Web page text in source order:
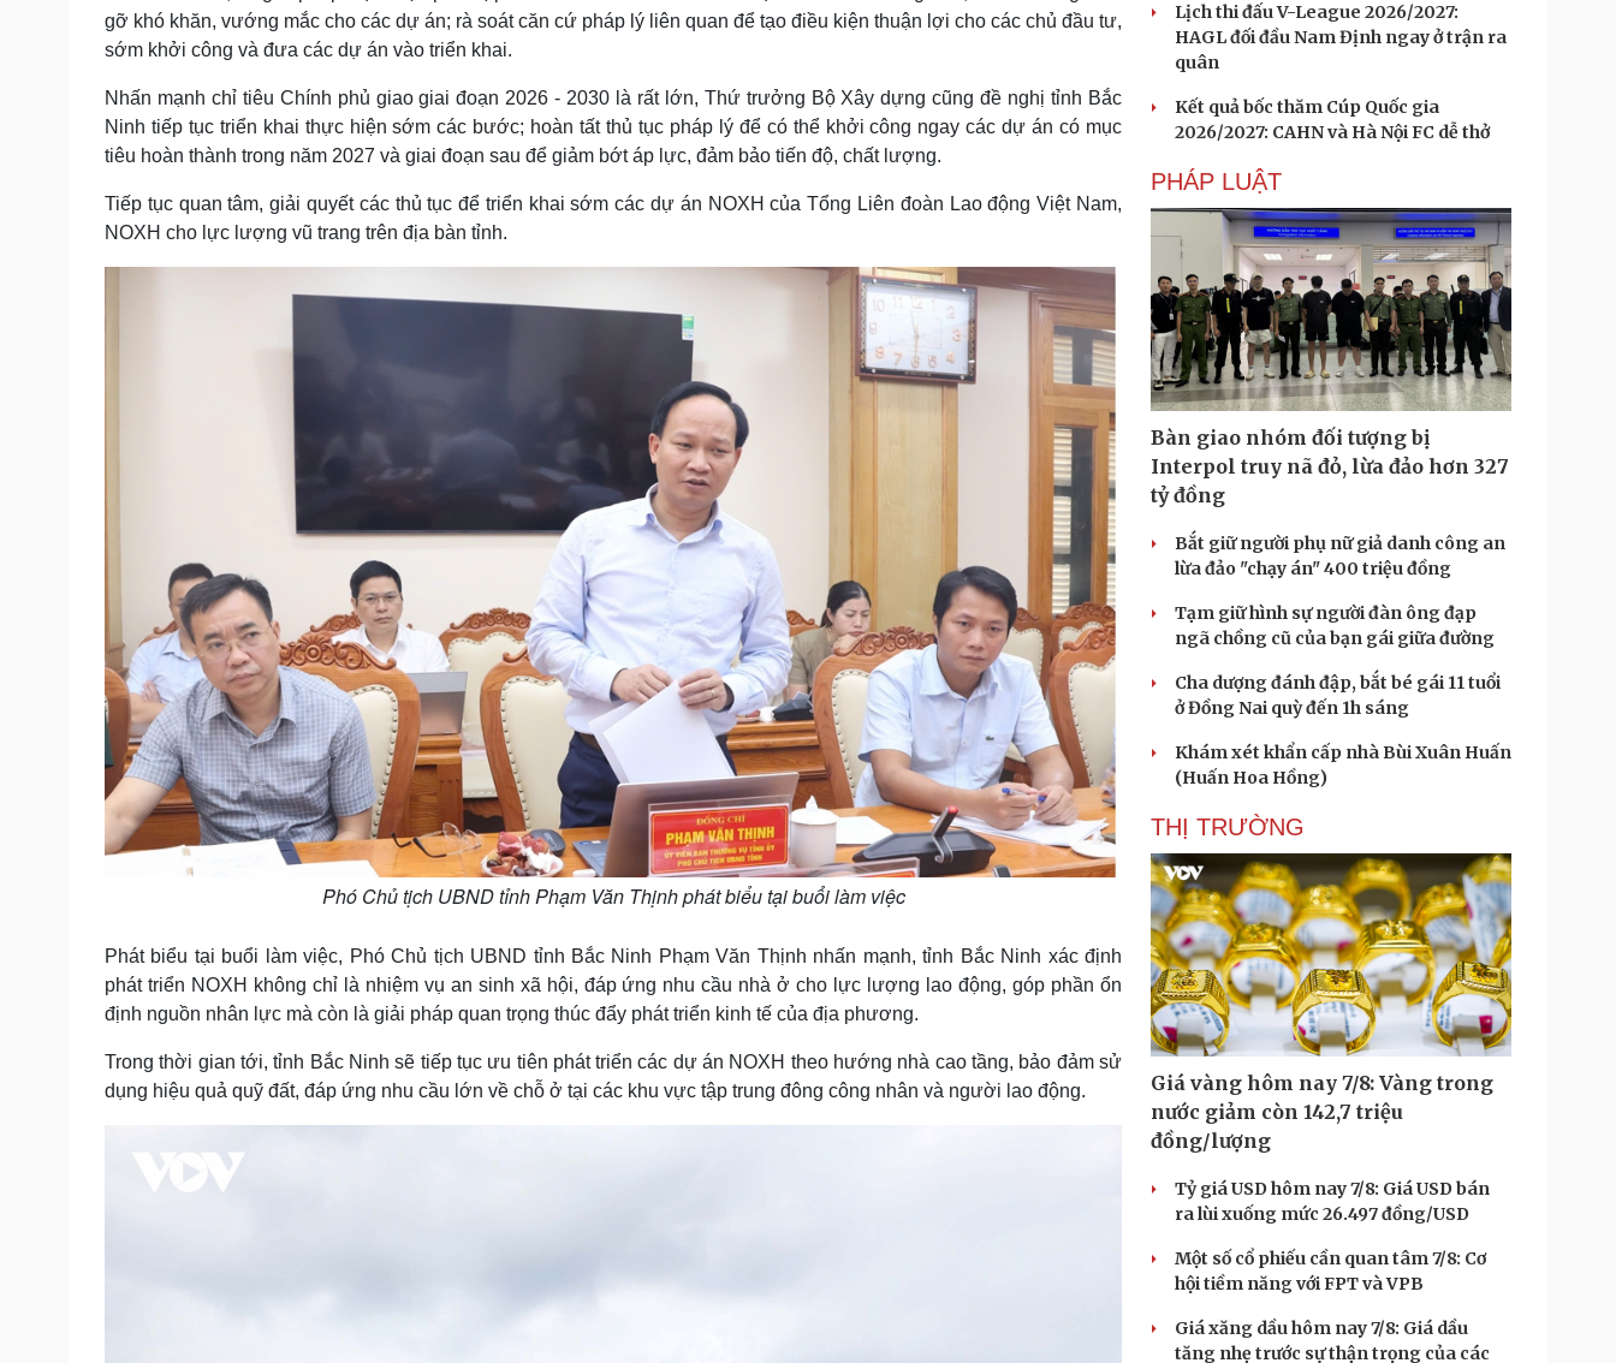
gỡ khó khăn, vướng mắc cho các dự án; rà soát căn cứ pháp lý liên quan để tạo điều kiện thuận lợi cho các chủ đầu tư,
sớm khởi công và đưa các dự án vào triển khai.
Nhấn mạnh chỉ tiêu Chính phủ giao giai đoạn 2026 - 2030 là rất lớn, Thứ trưởng Bộ Xây dựng cũng đề nghị tỉnh Bắc
Ninh tiếp tục triển khai thực hiện sớm các bước; hoàn tất thủ tục pháp lý để có thể khởi công ngay các dự án có mục
tiêu hoàn thành trong năm 2027 và giai đoạn sau để giảm bớt áp lực, đảm bảo tiến độ, chất lượng.
Tiếp tục quan tâm, giải quyết các thủ tục để triển khai sớm các dự án NOXH của Tổng Liên đoàn Lao động Việt Nam,
NOXH cho lực lượng vũ trang trên địa bàn tỉnh.
Phó Chủ tịch UBND tỉnh Phạm Văn Thịnh phát biểu tại buổi làm việc
Phát biểu tại buổi làm việc, Phó Chủ tịch UBND tỉnh Bắc Ninh Phạm Văn Thịnh nhấn mạnh, tỉnh Bắc Ninh xác định
phát triển NOXH không chỉ là nhiệm vụ an sinh xã hội, đáp ứng nhu cầu nhà ở cho lực lượng lao động, góp phần ổn
định nguồn nhân lực mà còn là giải pháp quan trọng thúc đẩy phát triển kinh tế của địa phương.
Trong thời gian tới, tỉnh Bắc Ninh sẽ tiếp tục ưu tiên phát triển các dự án NOXH theo hướng nhà cao tầng, bảo đảm sử
dụng hiệu quả quỹ đất, đáp ứng nhu cầu lớn về chỗ ở tại các khu vực tập trung đông công nhân và người lao động.
Lịch thi đấu V-League 2026/2027:
HAGL đối đầu Nam Định ngay ở trận ra
quân
Kết quả bốc thăm Cúp Quốc gia
2026/2027: CAHN và Hà Nội FC dễ thở
PHÁP LUẬT
Bàn giao nhóm đối tượng bị
Interpol truy nã đỏ, lừa đảo hơn 327
tỷ đồng
Bắt giữ người phụ nữ giả danh công an
lừa đảo "chạy án" 400 triệu đồng
Tạm giữ hình sự người đàn ông đạp
ngã chồng cũ của bạn gái giữa đường
Cha dượng đánh đập, bắt bé gái 11 tuổi
ở Đồng Nai quỳ đến 1h sáng
Khám xét khẩn cấp nhà Bùi Xuân Huấn
(Huấn Hoa Hồng)
THỊ TRƯỜNG
Giá vàng hôm nay 7/8: Vàng trong
nước giảm còn 142,7 triệu
đồng/lượng
Tỷ giá USD hôm nay 7/8: Giá USD bán
ra lùi xuống mức 26.497 đồng/USD
Một số cổ phiếu cần quan tâm 7/8: Cơ
hội tiềm năng với FPT và VPB
Giá xăng dầu hôm nay 7/8: Giá dầu
tăng nhẹ trước sự thận trọng của các